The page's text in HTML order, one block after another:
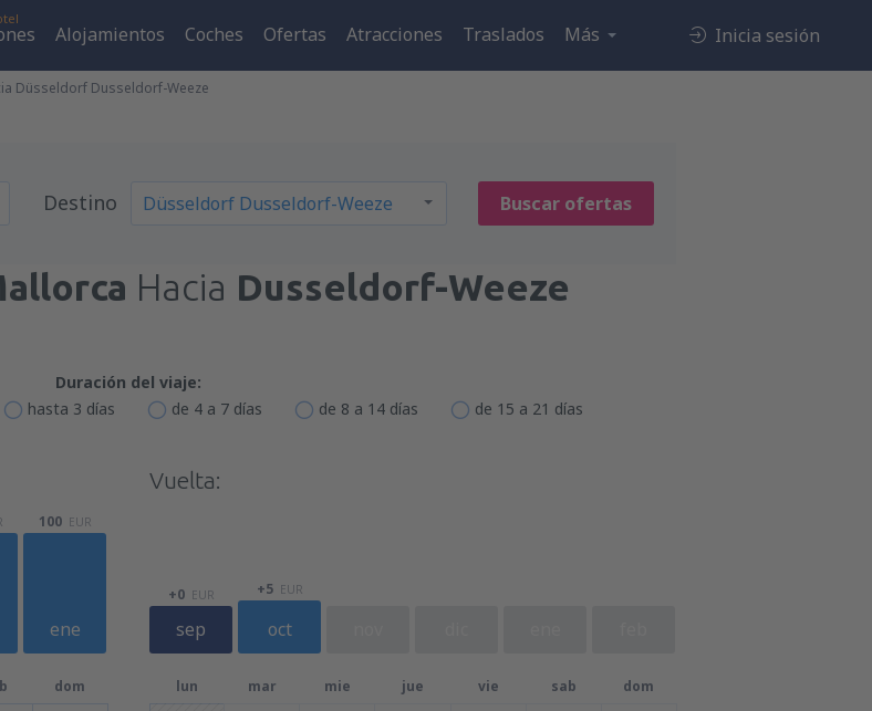
Alojamientos Coches Ofertas Atracciones Traslados Más Inicia sesión
Düsseldorf Dusseldorf-Weeze
Destino Buscar ofertas
Hacia Dusseldorf-Weeze
Duración del viaje:
hasta 3 días de 4 a 7 días de 8 a 14 días de 15 a 21 días
ene
100 EUR
dom
Vuelta:
sep
+0 EUR
oct
+5 EUR
lun mar mie jue vie sab dom